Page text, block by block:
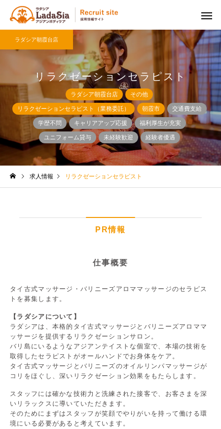
リラクゼーションセラピスト
ラダシア朝霞台店
ラダシア朝霞台店 その他
リラクゼーションセラピスト（業務委託） 朝霞市 交通費支給
学歴不問 キャリアアップ応援 福利厚生が充実
ユニフォーム貸与 未経験歓迎 経験者優遇
求人情報 リラクゼーションセラピスト
PR情報
仕事概要
タイ古式マッサージ・バリニーズアロママッサージのセラピス
トを募集します。
【ラダシアについて】
ラダシアは、本格的タイ古式マッサージとバリニーズアロママ
ッサージを提供するリラクゼーションサロン。
バリ島にいるようなアジアンテイストな個室で、本場の技術を
取得したセラピストがオールハンドでお身体をケア。
タイ古式マッサージとバリニーズのオイルリンパマッサージが
コリをほぐし、深いリラクゼーション効果をもたらします。
スタッフには確かな技術力と洗練された接客で、お客さまを深
いリラックスに導いていただきます。
そのためにまずはスタッフが笑顔でやりがいを持って働ける環
境にいる必要があると考えています。